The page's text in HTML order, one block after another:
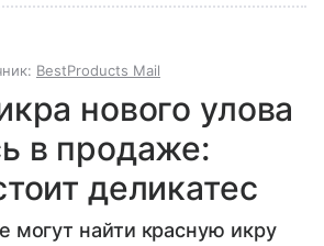
BestProducts Mail
нового улова
в продаже:
деликатес
могут найти красную икру